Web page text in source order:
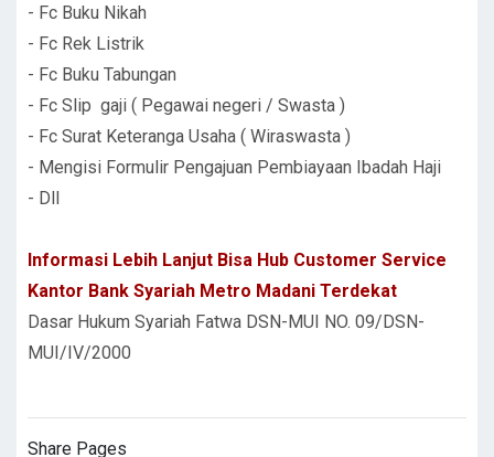
- Fc Buku Nikah
- Fc Rek Listrik
- Fc Buku Tabungan
- Fc Slip gaji ( Pegawai negeri / Swasta )
- Fc Surat Keteranga Usaha ( Wiraswasta )
- Mengisi Formulir Pengajuan Pembiayaan Ibadah Haji
- Dll
Informasi Lebih Lanjut Bisa Hub Customer Service
Kantor Bank Syariah Metro Madani Terdekat
Dasar Hukum Syariah Fatwa DSN-MUI NO. 09/DSN-
MUI/IV/2000
Share Pages